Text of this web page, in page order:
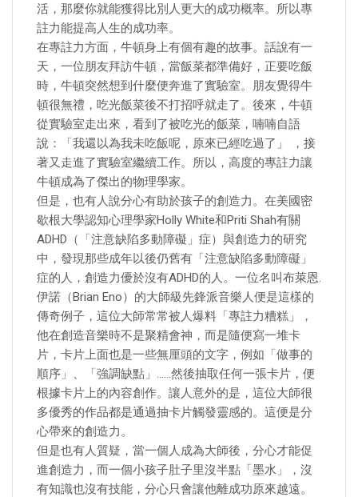
活，那麼你就能獲得比別人更大的成功概率。所以專
註力能提高人生的成功率。
在專註力方面，牛頓身上有個有趣的故事。話說有一
天，一位朋友拜訪牛頓，當飯菜都準備好，正要吃飯
時，牛頓突然想到什麼便奔進了實驗室。朋友覺得牛
頓很無禮，吃光飯菜後不打招呼就走了。後來，牛頓
從實驗室走出來，看到了被吃光的飯菜，喃喃自語
說：「我還以為我未吃飯呢，原來已經吃過了」 ，接
著又走進了實驗室繼續工作。所以，高度的專註力讓
牛頓成為了傑出的物理學家。
但是，也有人說分心有助於孩子的創造力。在美國密
歇根大學認知心理學家Holly White和Priti Shah有關
ADHD（「注意缺陷多動障礙」症）與創造力的研究
中，發現那些成年以後仍舊有「注意缺陷多動障礙」
症的人，創造力優於沒有ADHD的人。一位名叫布萊恩.
伊諾（Brian Eno）的大師級先鋒派音樂人便是這樣的
傳奇例子，這位大師常常被人爆料「專註力糟糕」，
他在創造音樂時不是聚精會神，而是隨便寫一堆卡
片，卡片上面也是一些無厘頭的文字，例如「做事的
順序」、「強調缺點」……然後抽取任何一張卡片，便
根據卡片上的內容創作。讓人意外的是，這位大師很
多優秀的作品都是通過抽卡片觸發靈感的。這便是分
心帶來的創造力。
但是也有人質疑，當一個人成為大師後，分心才能促
進創造力，而一個小孩子肚子里沒半點「墨水」，沒
有知識也沒有技能，分心只會讓他離成功原來越遠。